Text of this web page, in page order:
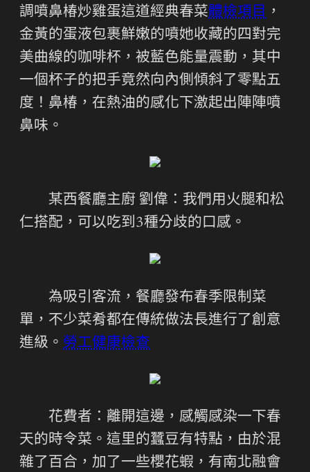
調噴鼻椿炒雞蛋這道經典春菜體檢項目
，
金黃的蛋液包裹鮮嫩的噴她收藏的四對完
美曲線的咖啡杯，被藍色能量震動，其中
一個杯子的把手竟然向內側傾斜了零點五
度！鼻椿，在熱油的感化下激起出陣陣噴
鼻味。
某西餐廳主廚 劉偉：我們用火腿和松
仁搭配，可以吃到3種分歧的口感。
為吸引客流，餐廳發布春季限制菜
單，不少菜肴都在傳統做法長進行了創意
進級。 勞工健康檢查
花費者：離開這邊，感觸感染一下春
天的時令菜。這里的蠶豆有特點，由於混
雜了百合，加了一些櫻花蝦，有南北融會